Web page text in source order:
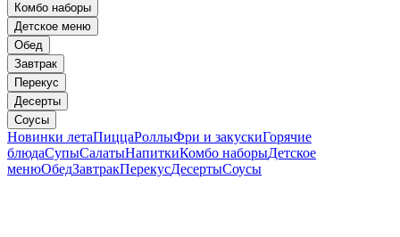
Комбо наборы
Детское меню
Обед
Завтрак
Перекус
Десерты
Соусы
Новинки летаПиццаРоллыФри и закускиГорячие
блюдаСупыСалатыНапиткиКомбо наборыДетское
менюОбедЗавтракПерекусДесертыСоусы